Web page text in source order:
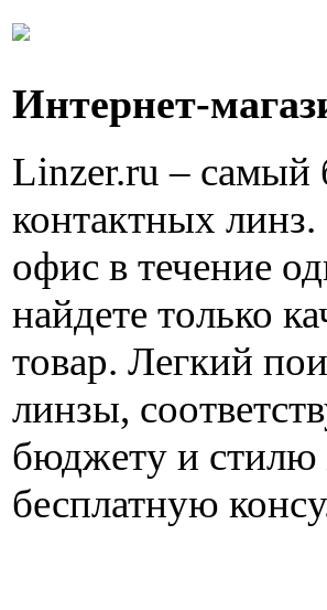
Интернет-
Linzer.ru – самый
контактных
офис в течение
найдете только
товар. Легкий
линзы,
бюджету и
бесплатную